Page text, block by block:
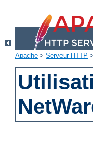
Apache > Serveur HTTP >